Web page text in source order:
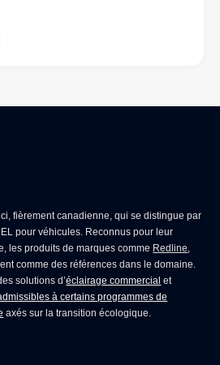
fièrement canadienne, qui se distingue par
pour véhicules . Reconnus pour leur
les produits de marques comme Redline
comme des références dans le domaine.
solutions d’éclairage commercial et
à certains programmes de
axés sur la transition écologique.